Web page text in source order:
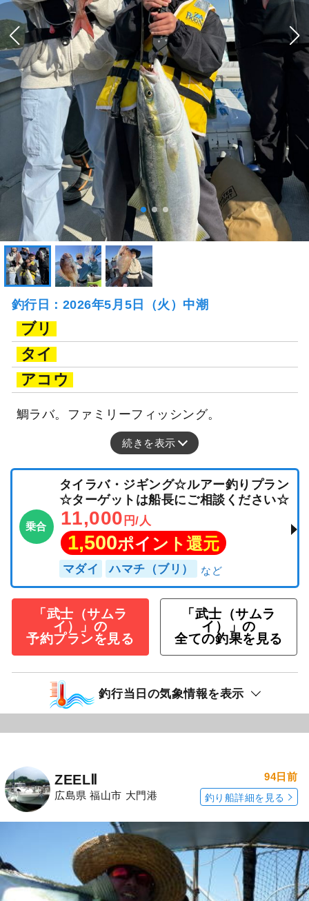
釣行日：2026年5月5日（火）中潮
ブリ
タイ
アコウ
鯛ラバ。ファミリーフィッシング。
続きを表示
乗合
タイラバ・ジギング☆ルアー釣りプラン
☆ターゲットは船長にご相談ください☆
11,000 円/人
1,500ポイント還元
マダイ ハマチ（ブリ）
「武士（サムラ
イ）」の
予約プランを見る
「武士（サムラ
イ）」の
全ての釣果を見る
釣行当日の気象情報を表示
ZEELⅡ
広島県 福山市 大門港
94日前
釣り船詳細を見る